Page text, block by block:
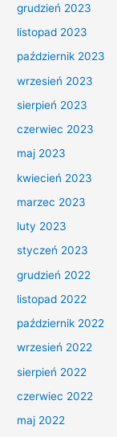
grudzień 2023
listopad 2023
październik 2023
wrzesień 2023
sierpień 2023
czerwiec 2023
maj 2023
kwiecień 2023
marzec 2023
luty 2023
styczeń 2023
grudzień 2022
listopad 2022
październik 2022
wrzesień 2022
sierpień 2022
czerwiec 2022
maj 2022